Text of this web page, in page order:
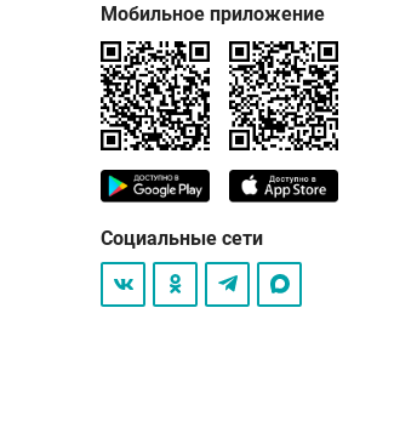
Мобильное приложение
Социальные сети